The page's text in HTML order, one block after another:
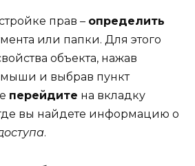
прав – определить
или папки. Для этого
объекта, нажав
и выбрав пункт
перейдите на вкладку
где вы найдете информацию о
.